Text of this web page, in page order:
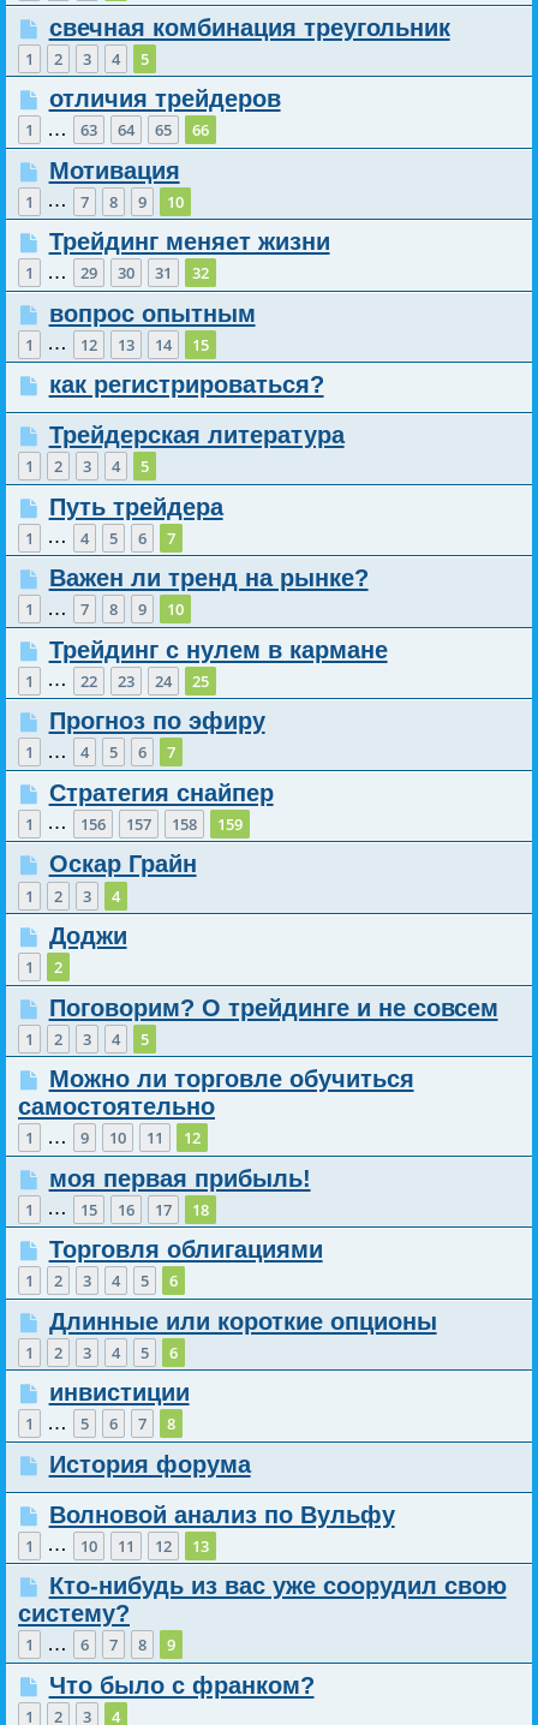
свечная комбинация треугольник
1 2 3 4 5
отличия трейдеров
1 … 63 64 65 66
Мотивация
1 … 7 8 9 10
Трейдинг меняет жизни
1 … 29 30 31 32
вопрос опытным
1 … 12 13 14 15
как регистрироваться?
Трейдерская литература
1 2 3 4 5
Путь трейдера
1 … 4 5 6 7
Важен ли тренд на рынке?
1 … 7 8 9 10
Трейдинг с нулем в кармане
1 … 22 23 24 25
Прогноз по эфиру
1 … 4 5 6 7
Стратегия снайпер
1 … 156 157 158 159
Оскар Грайн
1 2 3 4
Доджи
1 2
Поговорим? О трейдинге и не совсем
1 2 3 4 5
Можно ли торговле обучиться
самостоятельно
1 … 9 10 11 12
моя первая прибыль!
1 … 15 16 17 18
Торговля облигациями
1 2 3 4 5 6
Длинные или короткие опционы
1 2 3 4 5 6
инвистиции
1 … 5 6 7 8
История форума
Волновой анализ по Вульфу
1 … 10 11 12 13
Кто-нибудь из вас уже соорудил свою
систему?
1 … 6 7 8 9
Что было с франком?
1 2 3 4